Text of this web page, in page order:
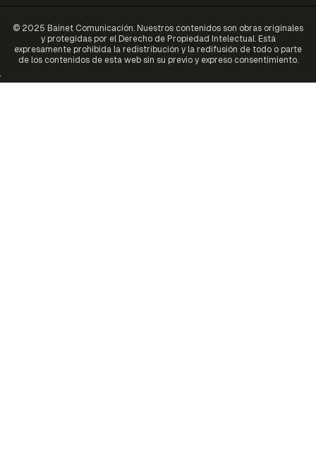
© 2025 Bainet Comunicación. Nuestros contenidos son obras originales
y protegidas por el Derecho de Propiedad Intelectual. Está
expresamente prohibida la redistribución y la redifusión de todo o parte
de los contenidos de esta web sin su previo y expreso consentimiento.